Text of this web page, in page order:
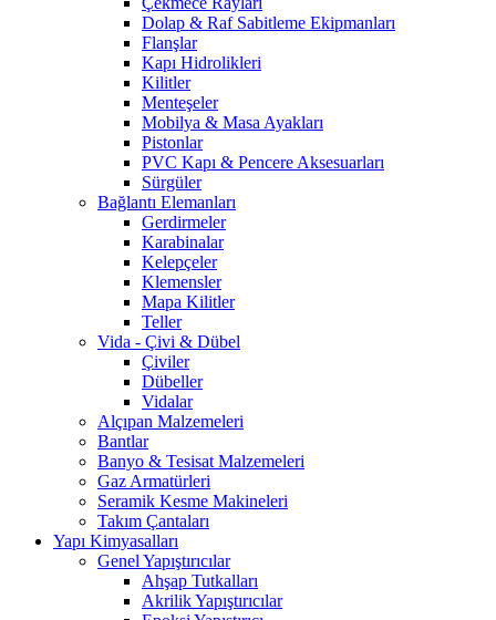
Dolap & Raf Sabitleme Ekipmanları
Flanşlar
Kapı Hidrolikleri
Kilitler
Menteşeler
Mobilya & Masa Ayakları
Pistonlar
PVC Kapı & Pencere Aksesuarları
Sürgüler
Bağlantı Elemanları
Gerdirmeler
Karabinalar
Kelepçeler
Klemensler
Mapa Kilitler
Teller
Vida - Çivi & Dübel
Çiviler
Dübeller
Vidalar
Alçıpan Malzemeleri
Bantlar
Banyo & Tesisat Malzemeleri
Gaz Armatürleri
Seramik Kesme Makineleri
Takım Çantaları
Yapı Kimyasalları
Genel Yapıştırıcılar
Ahşap Tutkalları
Akrilik Yapıştırıcılar